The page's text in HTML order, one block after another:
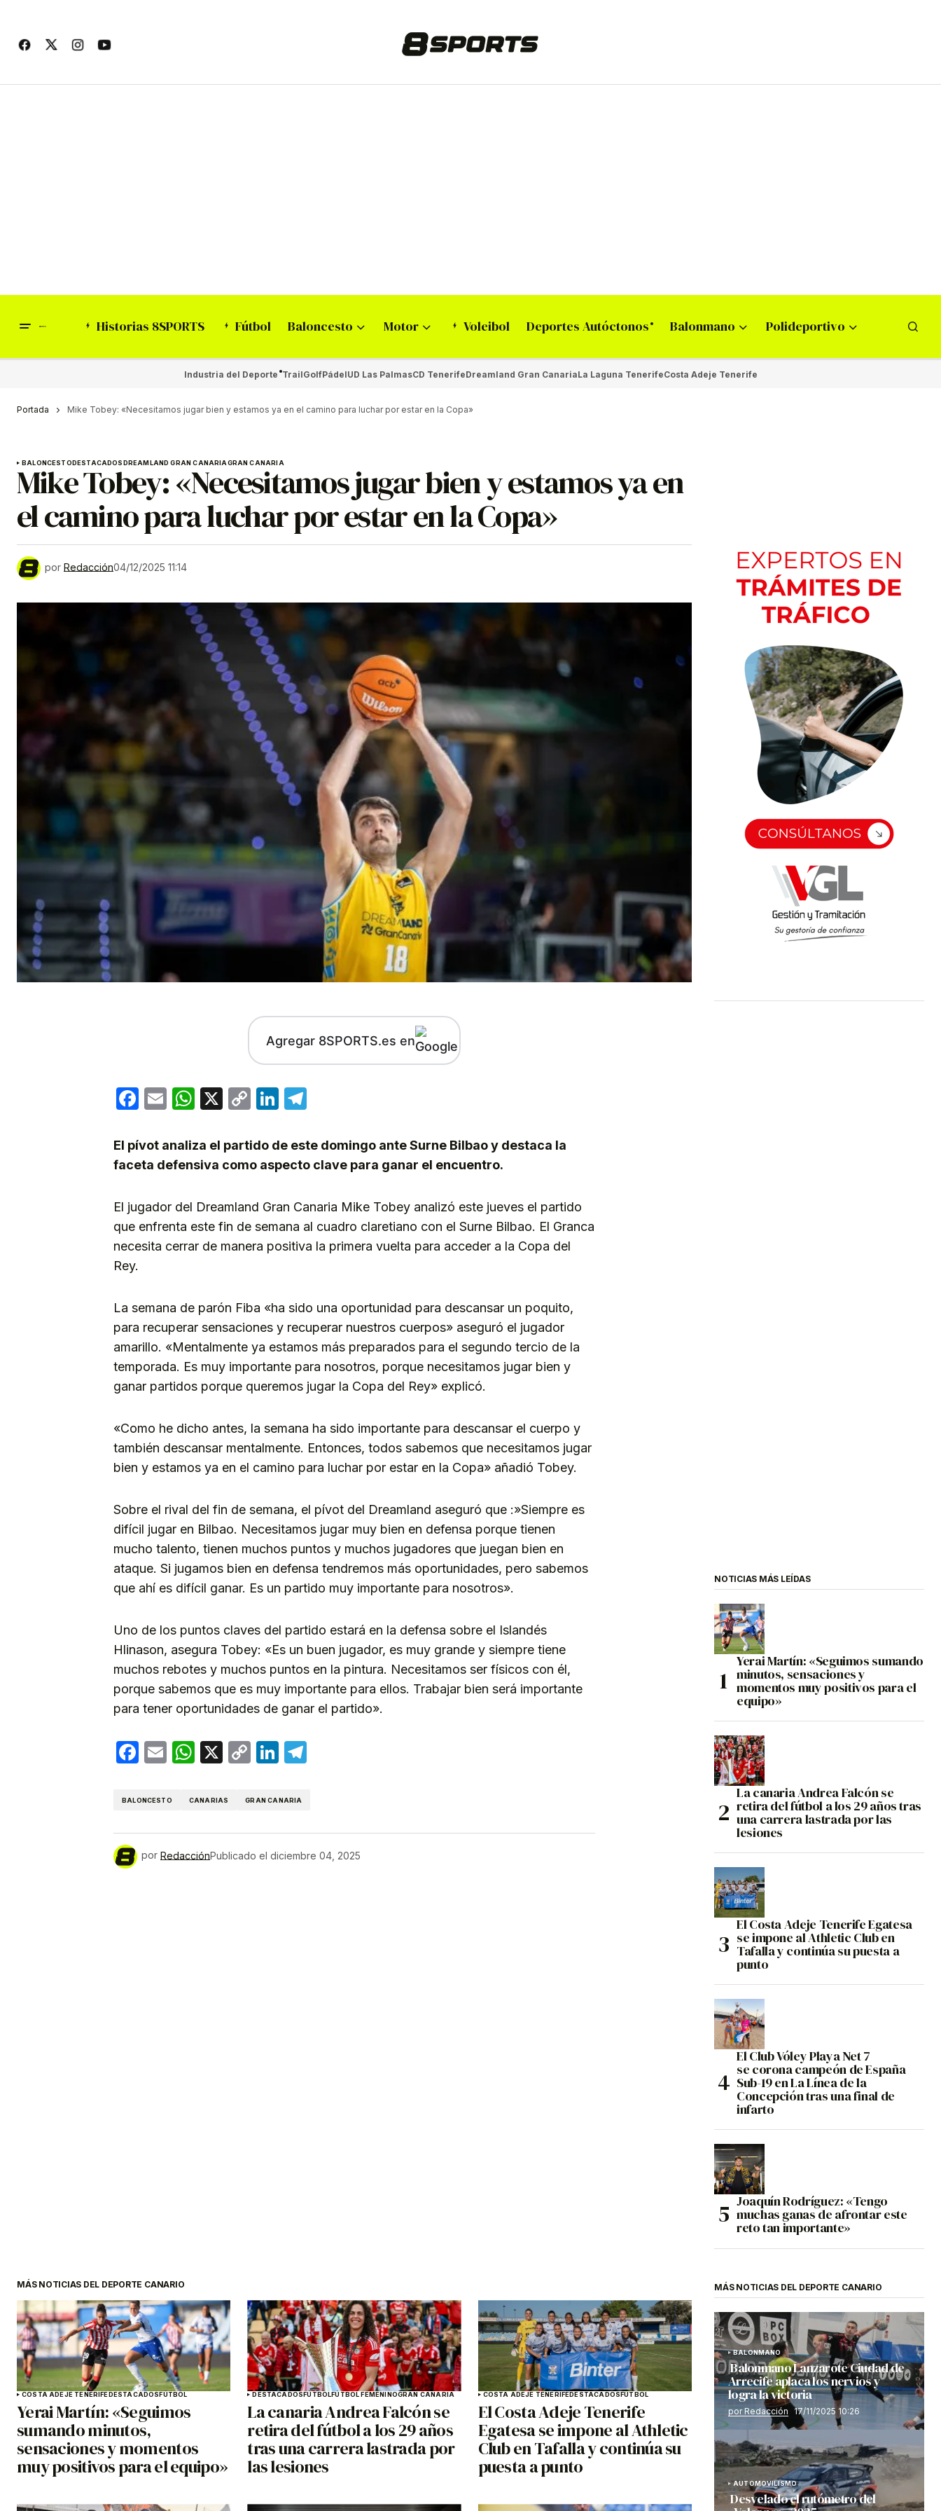
Historias 8SPORTS Fútbol Baloncesto Motor Voleibol Deportes Autóctonos Balonmano Polideportivo
Industria del Deporte TrailGolfPádelUD Las PalmasCD TenerifeDreamland Gran CanariaLa Laguna TenerifeCosta Adeje Tenerife
Portada Mike Tobey: «Necesitamos jugar bien y estamos ya en el camino para luchar por estar en la Copa»
BALONCESTODESTACADOSDREAMLAND GRAN CANARIAGRAN CANARIA
Mike Tobey: «Necesitamos jugar bien y estamos ya en
el camino para luchar por estar en la Copa»
por Redacción04/12/2025 11:14
Agregar 8SPORTS.es en
Facebook
EmailWhatsApp
X
CopyLinkedIn
El pívot analiza el partido de este domingo ante Surne Bilbao y destaca la
faceta defensiva como aspecto clave para ganar el encuentro.
El jugador del Dreamland Gran Canaria Mike Tobey analizó este jueves el partido
que enfrenta este fin de semana al cuadro claretiano con el Surne Bilbao. El Granca
necesita cerrar de manera positiva la primera vuelta para acceder a la Copa del
Rey.
La semana de parón Fiba «ha sido una oportunidad para descansar un poquito,
para recuperar sensaciones y recuperar nuestros cuerpos» aseguró el jugador
amarillo. «Mentalmente ya estamos más preparados para el segundo tercio de la
temporada. Es muy importante para nosotros, porque necesitamos jugar bien y
ganar partidos porque queremos jugar la Copa del Rey» explicó.
«Como he dicho antes, la semana ha sido importante para descansar el cuerpo y
también descansar mentalmente. Entonces, todos sabemos que necesitamos jugar
bien y estamos ya en el camino para luchar por estar en la Copa» añadió Tobey.
Sobre el rival del fin de semana, el pívot del Dreamland aseguró que :»Siempre es
difícil jugar en Bilbao. Necesitamos jugar muy bien en defensa porque tienen
mucho talento, tienen muchos puntos y muchos jugadores que juegan bien en
ataque. Si jugamos bien en defensa tendremos más oportunidades, pero sabemos
que ahí es difícil ganar. Es un partido muy importante para nosotros».
Uno de los puntos claves del partido estará en la defensa sobre el Islandés
Hlinason, asegura Tobey: «Es un buen jugador, es muy grande y siempre tiene
muchos rebotes y muchos puntos en la pintura. Necesitamos ser físicos con él,
porque sabemos que es muy importante para ellos. Trabajar bien será importante
para tener oportunidades de ganar el partido».
Facebook
EmailWhatsApp
X
CopyLinkedIn
BALONCESTO CANARIAS GRAN CANARIA
por RedacciónPublicado el diciembre 04, 2025
MÁS NOTICIAS DEL DEPORTE CANARIO
COSTA ADEJE TENERIFEDESTACADOSFÚTBOL
Yerai Martín: «Seguimos
sumando minutos,
sensaciones y momentos
muy positivos para el equipo»
DESTACADOSFÚTBOLFÚTBOL FEMENINOGRAN CANARIA
La canaria Andrea Falcón se
retira del fútbol a los 29 años
tras una carrera lastrada por
las lesiones
COSTA ADEJE TENERIFEDESTACADOSFÚTBOL
El Costa Adeje Tenerife
Egatesa se impone al Athletic
Club en Tafalla y continúa su
puesta a punto
NOTICIAS MÁS LEÍDAS
Yerai Martín: «Seguimos sumando
minutos, sensaciones y
momentos muy positivos para el
equipo»
La canaria Andrea Falcón se
retira del fútbol a los 29 años tras
una carrera lastrada por las
lesiones
El Costa Adeje Tenerife Egatesa
se impone al Athletic Club en
Tafalla y continúa su puesta a
punto
El Club Vóley Playa Net 7
se corona campeón de España
Sub-19 en La Línea de la
Concepción tras una final de
infarto
Joaquín Rodríguez: «Tengo
muchas ganas de afrontar este
reto tan importante»
MÁS NOTICIAS DEL DEPORTE CANARIO
BALONMANO
Balonmano Lanzarote Ciudad de
Arrecife aplaca los nervios y
logra la victoria
por Redacción 17/11/2025 10:26
AUTOMOVILISMO
Desvelado el rutómetro del